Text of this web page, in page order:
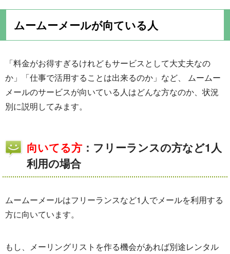
ムームーメールが向ている人
「料金がお得すぎるけれどもサービスとして大丈夫なの
か」「仕事で活用することは出来るのか」など、 ムームー
メールのサービスが向いている人はどんな方なのか、状況
別に説明してみます。
向いてる方 ：フリーランスの方など1人
利用の場合
ムームーメールはフリーランスなど1人でメールを利用する
方に向いています。
もし、メーリングリストを作る機会があれば別途レンタル